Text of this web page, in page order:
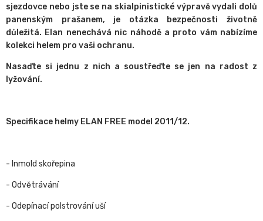
sjezdovce nebo jste se na skialpinistické výpravě vydali dolů
panenským prašanem, je otázka bezpečnosti životně
důležitá. Elan nenechává nic náhodě a proto vám nabízíme
kolekci helem pro vaši ochranu.
Nasaďte si jednu z nich a soustřeďte se jen na radost z
lyžování.
Specifikace helmy ELAN FREE model 2011/12.
- Inmold skořepina
- Odvětrávání
- Odepínací polstrování uší